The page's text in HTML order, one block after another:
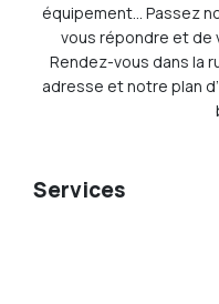
équipement… Passez
vous répondre et de
Rendez-vous dans la
adresse et notre plan
Services